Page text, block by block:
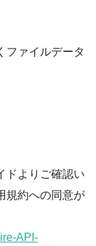
ファイルデータ
ドよりご確認い
規約への同意が
API-